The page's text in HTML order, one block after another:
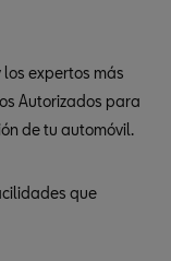
los expertos más
Autorizados para
de tu automóvil.
que